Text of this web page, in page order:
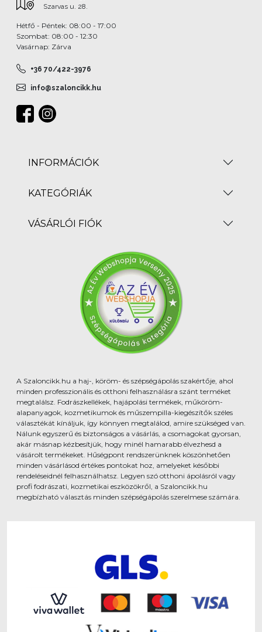
Szarvas u. 28.
Hétfő - Péntek: 08:00 - 17:00
Szombat: 08:00 - 12:30
Vasárnap: Zárva
+36 70/422-3976
info@szaloncikk.hu
INFORMÁCIÓK
KATEGÓRIÁK
VÁSÁRLÓI FIÓK
A Szaloncikk.hu a haj-, köröm- és szépségápolás szakértője, ahol
minden professzionális és otthoni felhasználásra szánt terméket
megtalálsz. Fodrászkellékek, hajápolási termékek, műköröm-
alapanyagok, kozmetikumok és műszempilla-kiegészítők széles
választékát kínáljuk, így könnyen megtalálod, amire szükséged van.
Nálunk egyszerű és biztonságos a vásárlás, a csomagokat gyorsan,
akár másnap kézbesítjük, hogy minél hamarabb élvezhesd a
vásárolt termékeket. Hűségpont rendszerünknek köszönhetően
minden vásárlásod értékes pontokat hoz, amelyeket későbbi
rendeléseidnél felhasználhatsz. Legyen szó otthoni ápolásról vagy
profi fodrászati, kozmetikai eszközökről, a Szaloncikk.hu
megbízható választás minden szépségápolás szerelmese számára.